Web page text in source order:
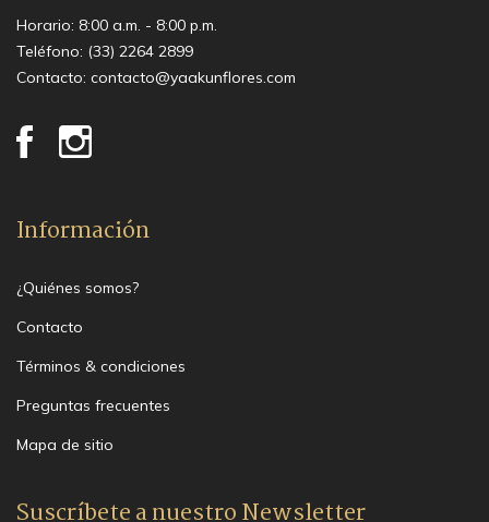
Horario: 8:00 a.m. - 8:00 p.m.
Teléfono: (33) 2264 2899
Contacto: contacto@yaakunflores.com
Información
¿Quiénes somos?
Contacto
Términos & condiciones
Preguntas frecuentes
Mapa de sitio
Suscríbete a nuestro Newsletter